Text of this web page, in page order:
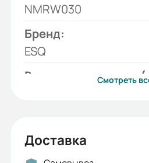
NMRW030
Бренд:
ESQ
Вариант крепления
Монтажное
B3 (стандарт), B8
Смотреть
Доставка